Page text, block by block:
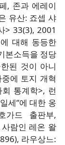
, 존과 에레이
유산: 죠셉 샤
> 33(3), 2001
대해 동등한
본소득을 정당
된 것이 아니
에 토지 개혁
통계학>, 런
세”에 대한 옹
가드 출판부,
람인 레온 왈
라우상느: